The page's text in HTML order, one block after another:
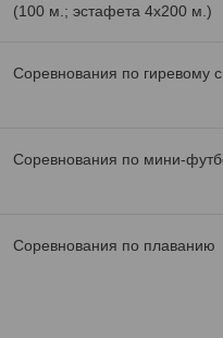
(100 м.; эстафета 4х200 м.)
Соревнования по гиревому
Соревнования по мини-
Соревнования по плаванию